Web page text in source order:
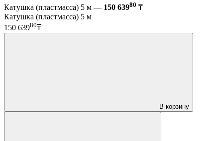
Катушка (пластмасса) 5 м — 150 63980 ₸
Катушка (пластмасса) 5 м
150 63980₸
В корзину